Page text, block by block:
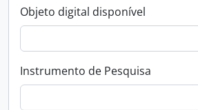
Objeto digital disponível
Instrumento de Pesquisa